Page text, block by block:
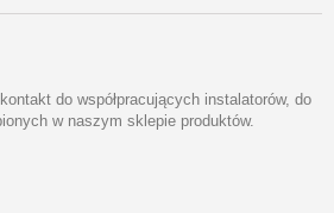
do współpracujących instalatorów, do
w naszym sklepie produktów.